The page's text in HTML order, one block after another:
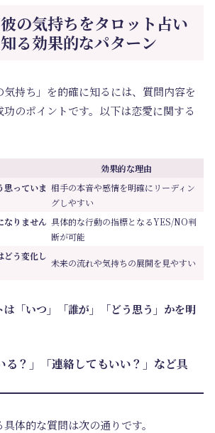
の気持ちをタロット占い
る効果的なパターン
持ち」を的確に知るには、質問内容を
のポイントです。以下は恋愛に関する
効果的な理由
思っていま 相手の本音や感情を明確にリーディン
グしやすい
なりません 具体的な行動の指標となるYES/NO判
断が可能
どう変化し
未来の流れや気持ちの展開を見やすい
は「いつ」「誰が」「どう思う」かを明
る？」「連絡してもいい？」など具
体的な質問は次の通りです。